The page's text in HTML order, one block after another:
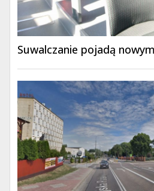
Suwalczanie pojadą